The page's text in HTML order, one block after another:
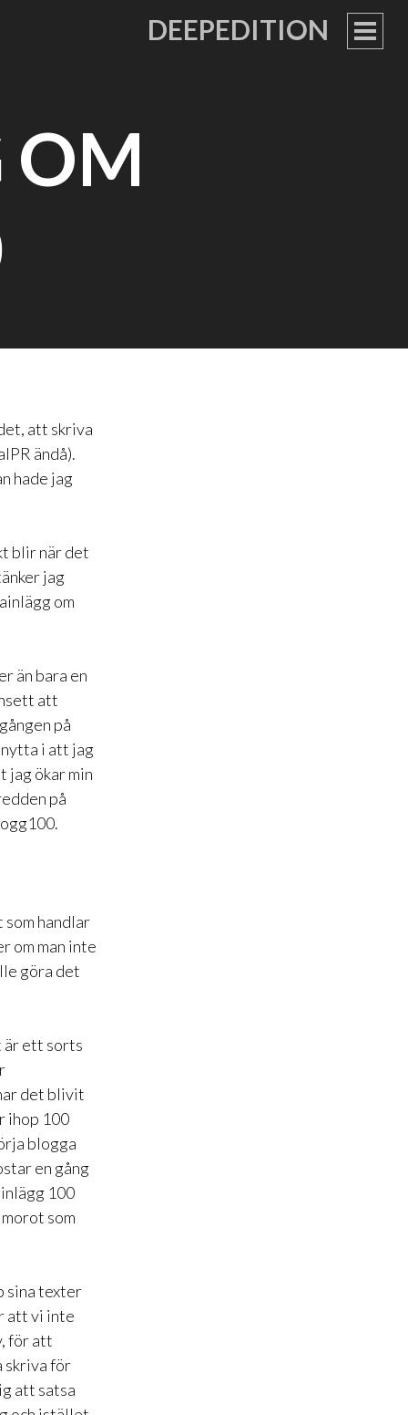
DEEPEDITION
OM
att skriva
ändå).
hade jag
blir när det
jag
om
än bara en
att
på
i att jag
jag ökar min
på
handlar
om man inte
göra det
är ett sorts
det blivit
ihop 100
blogga
en gång
100
som
sina texter
att vi inte
för att
skriva för
att satsa